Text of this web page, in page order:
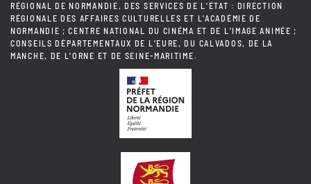
RÉGIONAL DE NORMANDIE, DES SERVICES DE L'ÉTAT : DIRECTION
RÉGIONALE DES AFFAIRES CULTURELLES ET L'ACADÉMIE DE
NORMANDIE ; CENTRE NATIONAL DU CINÉMA ET DE L'IMAGE ANIMÉE ;
CONSEILS DÉPARTEMENTAUX DE L'EURE, DU CALVADOS, DE LA
MANCHE, DE L'ORNE ET DE SEINE-MARITIME.